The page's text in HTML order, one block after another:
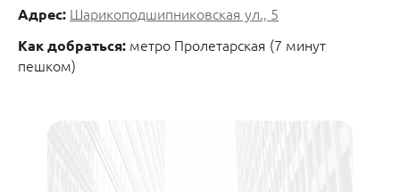
Адрес: Шарикоподшипниковская ул., 5
Как добраться: метро Пролетарская (7 минут
пешком)